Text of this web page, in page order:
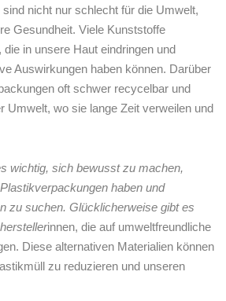
nicht nur ⁤schlecht für‍ die Umwelt,
⁣Gesundheit. Viele Kunststoffe
in ​unsere Haut ⁢eindringen und
Auswirkungen⁢ haben können. Darüber
oft schwer⁣ recycelbar und
Umwelt, ⁣wo sie lange Zeit verweilen und
‌wichtig, ‌sich‍ bewusst zu machen,⁤
haben und
⁤zu suchen.⁢ Glücklicherweise ​gibt es
innen, die auf umweltfreundliche
Diese alternativen Materialien können
zu⁤ reduzieren und unseren